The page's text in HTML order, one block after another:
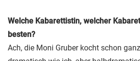
Welche Kabarettistin, welcher
besten?
Ach, die Moni Gruber kocht schon